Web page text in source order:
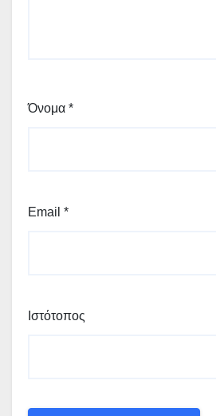
Όνομα *
Email *
Ιστότοπος